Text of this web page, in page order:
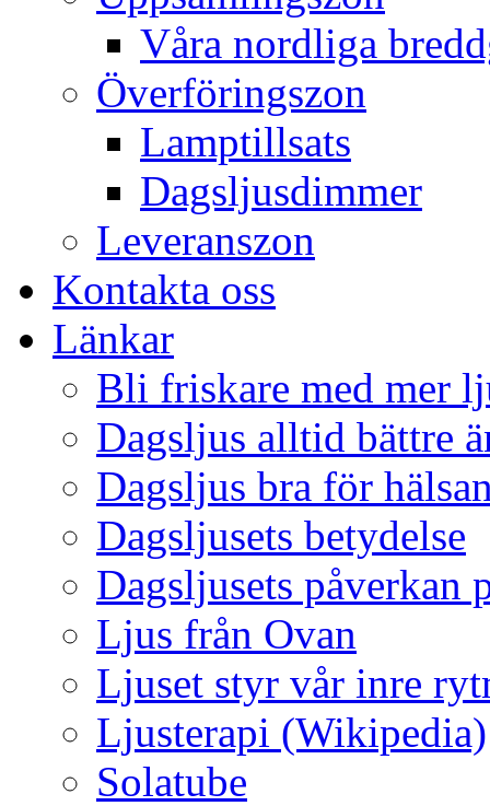
Våra nordliga
Överföringszon
Lamptillsats
Dagsljusdimmer
Leveranszon
Kontakta oss
Länkar
Bli friskare med mer
Dagsljus alltid bättre
Dagsljus bra för
Dagsljusets betydelse
Dagsljusets påverkan
Ljus från Ovan
Ljuset styr vår inre
Ljusterapi (Wikipedia)
Solatube